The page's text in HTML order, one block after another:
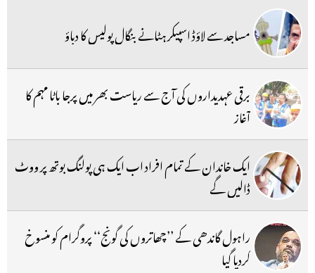
مساجد سے لاؤڈ اسپیکر ہٹانے بنگال پولیس کا دباؤ
برقی عہدیداروں کی آج سے ریاست بھر میں پرجا باٹا مہم کا
آغاز
ایک خاندان کے تمام افراد اب ایک ہی پولنگ بوتھ پر ووٹ
ڈالیں گے
راہول گاندھی کے ’’چھاتروں کی گونج‘‘ پروگرام کو منسوخ
کردیا گیا